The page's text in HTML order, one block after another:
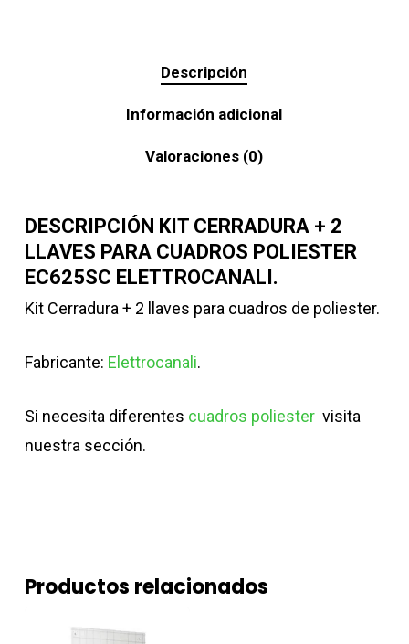
Descripción
Información adicional
Valoraciones (0)
DESCRIPCIÓN KIT CERRADURA + 2
LLAVES PARA CUADROS POLIESTER
EC625SC ELETTROCANALI.
Kit Cerradura + 2 llaves para cuadros de poliester.
Fabricante: Elettrocanali.
Si necesita diferentes cuadros poliester visita
nuestra sección.
Productos relacionados